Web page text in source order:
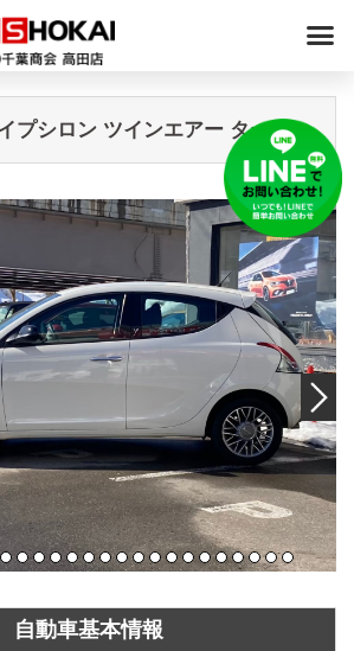
プシロン ツインエアー ターボ
自動車基本情報